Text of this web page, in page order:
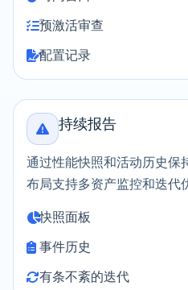
预激活审查
配置记录
持续报告
通过性能快照和活动历史保
布局支持多资产监控和迭代
快照面板
事件历史
有条不紊的迭代